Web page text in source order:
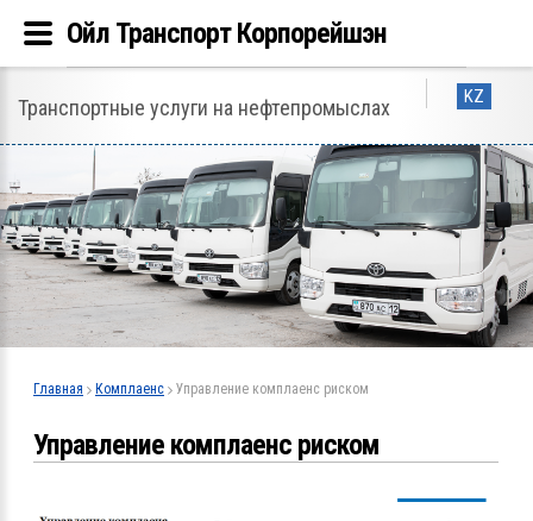
KZ
Транспортные услуги на нефтепромыслах
Главная Комплаенс Управление комплаенс риском
Управление комплаенс риском
Ойл Транспорт Корпорейшэн